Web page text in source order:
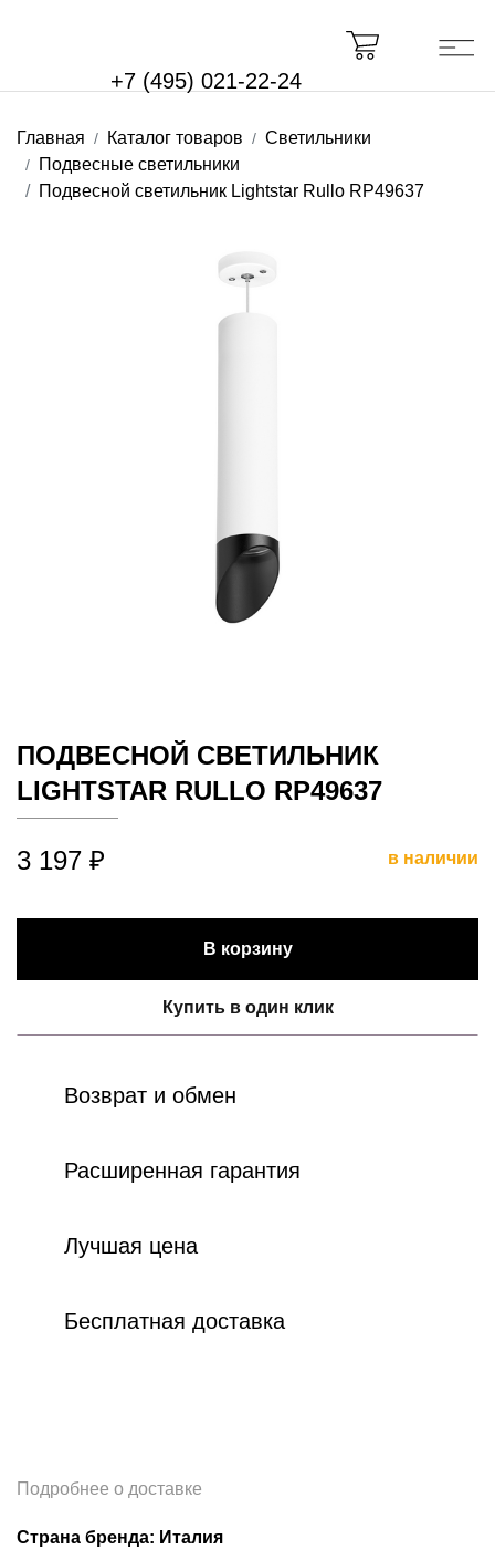
+7 (495) 021-22-24
Главная Каталог товаров
Светильники
Подвесные светильники
Подвесной светильник Lightstar Rullo RP49637
ПОДВЕСНОЙ СВЕТИЛЬНИК
LIGHTSTAR RULLO RP49637
3 197 ₽ в наличии
В корзину
Купить в один клик
Возврат и обмен
Расширенная гарантия
Лучшая цена
Бесплатная доставка
Подробнее о доставке
Страна бренда: Италия